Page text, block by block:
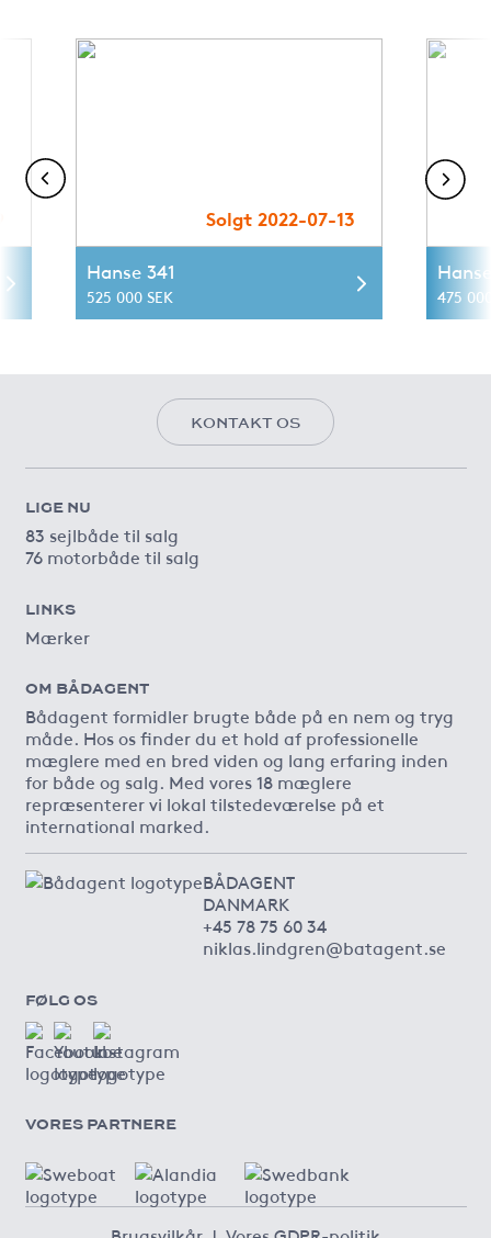
Solgt 2022-07-13
Hanse 341
525 000 SEK 475
KONTAKT OS
LIGE NU
83 sejlbåde til salg
76 motorbåde til salg
LINKS
Mærker
OM BÅDAGENT
Bådagent formidler brugte både på en nem og tryg
måde. Hos os finder du et hold af professionelle
mæglere med en bred viden og lang erfaring inden
for både og salg. Med vores 18 mæglere
repræsenterer vi lokal tilstedeværelse på et
international marked.
BÅDAGENT
DANMARK
+45 78 75 60 34
niklas.lindgren@batagent.se
FØLG OS
VORES PARTNERE